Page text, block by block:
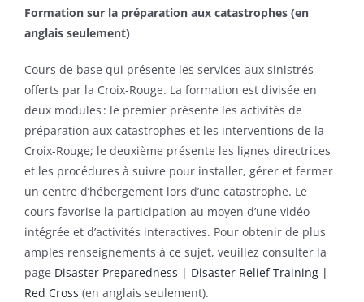
Formation sur la préparation aux catastrophes (en
anglais seulement)
Cours de base qui présente les services aux sinistrés
offerts par la Croix-Rouge. La formation est divisée en
deux modules : le premier présente les activités de
préparation aux catastrophes et les interventions de la
Croix-Rouge; le deuxième présente les lignes directrices
et les procédures à suivre pour installer, gérer et fermer
un centre d’hébergement lors d’une catastrophe. Le
cours favorise la participation au moyen d’une vidéo
intégrée et d’activités interactives. Pour obtenir de plus
amples renseignements à ce sujet, veuillez consulter la
page Disaster Preparedness | Disaster Relief Training |
Red Cross (en anglais seulement).